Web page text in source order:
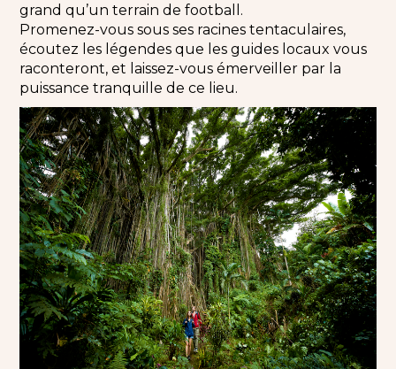
grand qu’un terrain de football.
Promenez-vous sous ses racines tentaculaires,
écoutez les légendes que les guides locaux vous
raconteront, et laissez-vous émerveiller par la
puissance tranquille de ce lieu.